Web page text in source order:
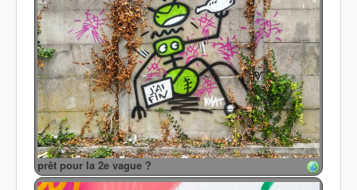
prêt pour la 2e vague ?